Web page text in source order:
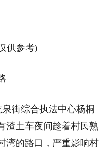
供参考)
街综合执法中心杨桐
渣土车夜间趁着村民熟
湾的路口，严重影响村